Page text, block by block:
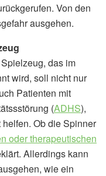
Von den
ausgehen.
das im
wird, soll nicht nur
Patienten mit
(ADHS),
Ob die Spinner
oder therapeutischen
Allerdings kann
wie ein